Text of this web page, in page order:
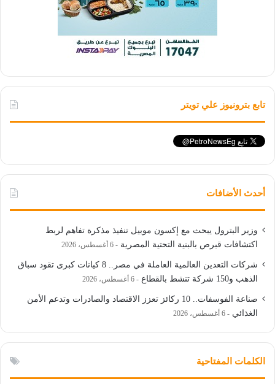
تابع بترونيوز علي تويتر
أحدث الأضافات
وزير البترول يبحث مع إكسون موبيل تنفيذ مذكرة تفاهم لربط
اكتشافات قبرص بالبنية التحتية المصرية
6 أغسطس، 2026
شركات التعدين العالمية العاملة في مصر.. 8 كيانات كبرى تقود سباق
الذهب و150 شركة تنشط بالقطاع
6 أغسطس، 2026
صناعة الفوسفات.. 10 ركائز تعزز الاقتصاد والصادرات وتدعم الأمن
الغذائي
6 أغسطس، 2026
الكلمات المفتاحية